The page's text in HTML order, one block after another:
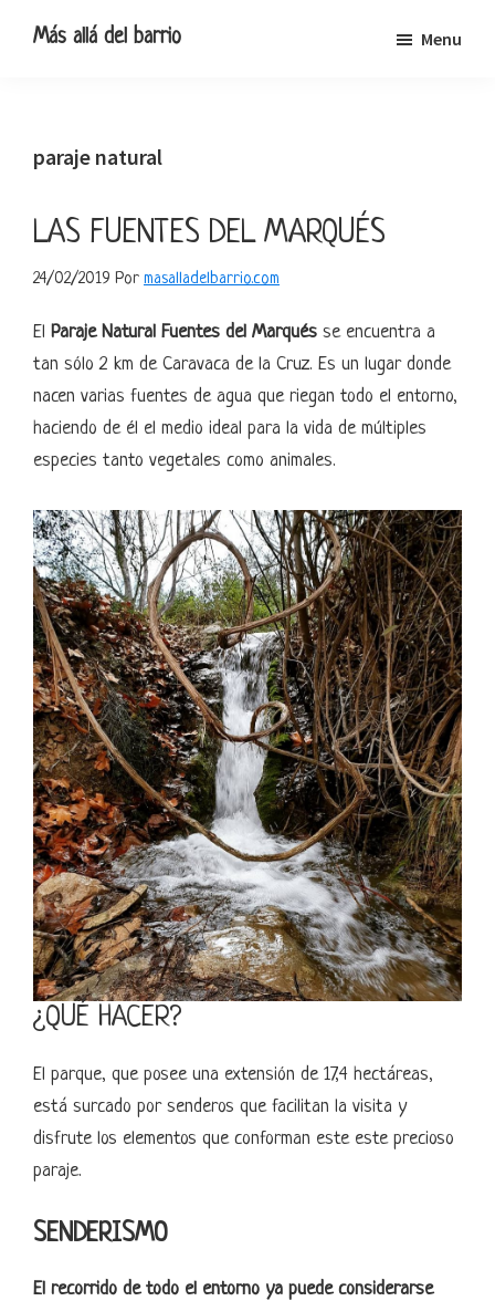
primaria
Más allá del barrio
escapadas
pequeñas
Menu
paraje natural
LAS FUENTES DEL MARQUÉS
24/02/2019 Por masalladelbarrio.com
El Paraje Natural Fuentes del Marqués se encuentra a
tan sólo 2 km de Caravaca de la Cruz. Es un lugar donde
nacen varias fuentes de agua que riegan todo el entorno,
haciendo de él el medio ideal para la vida de múltiples
especies tanto vegetales como animales.
¿QUÉ HACER?
El parque, que posee una extensión de 17,4 hectáreas,
está surcado por senderos que facilitan la visita y
disfrute los elementos que conforman este este precioso
paraje.
SENDERISMO
El recorrido de todo el entorno ya puede considerarse